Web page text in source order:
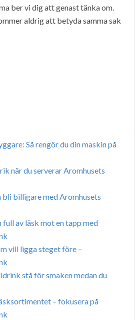
ber vi dig att genast tänka om.
aldrig att betyda samma sak
Så rengör du din maskin på
när du serverar Aromhusets
bli billigare med Aromhusets
av läsk mot en tapp med
vill ligga steget före –
stå för smaken medan du
– fokusera på